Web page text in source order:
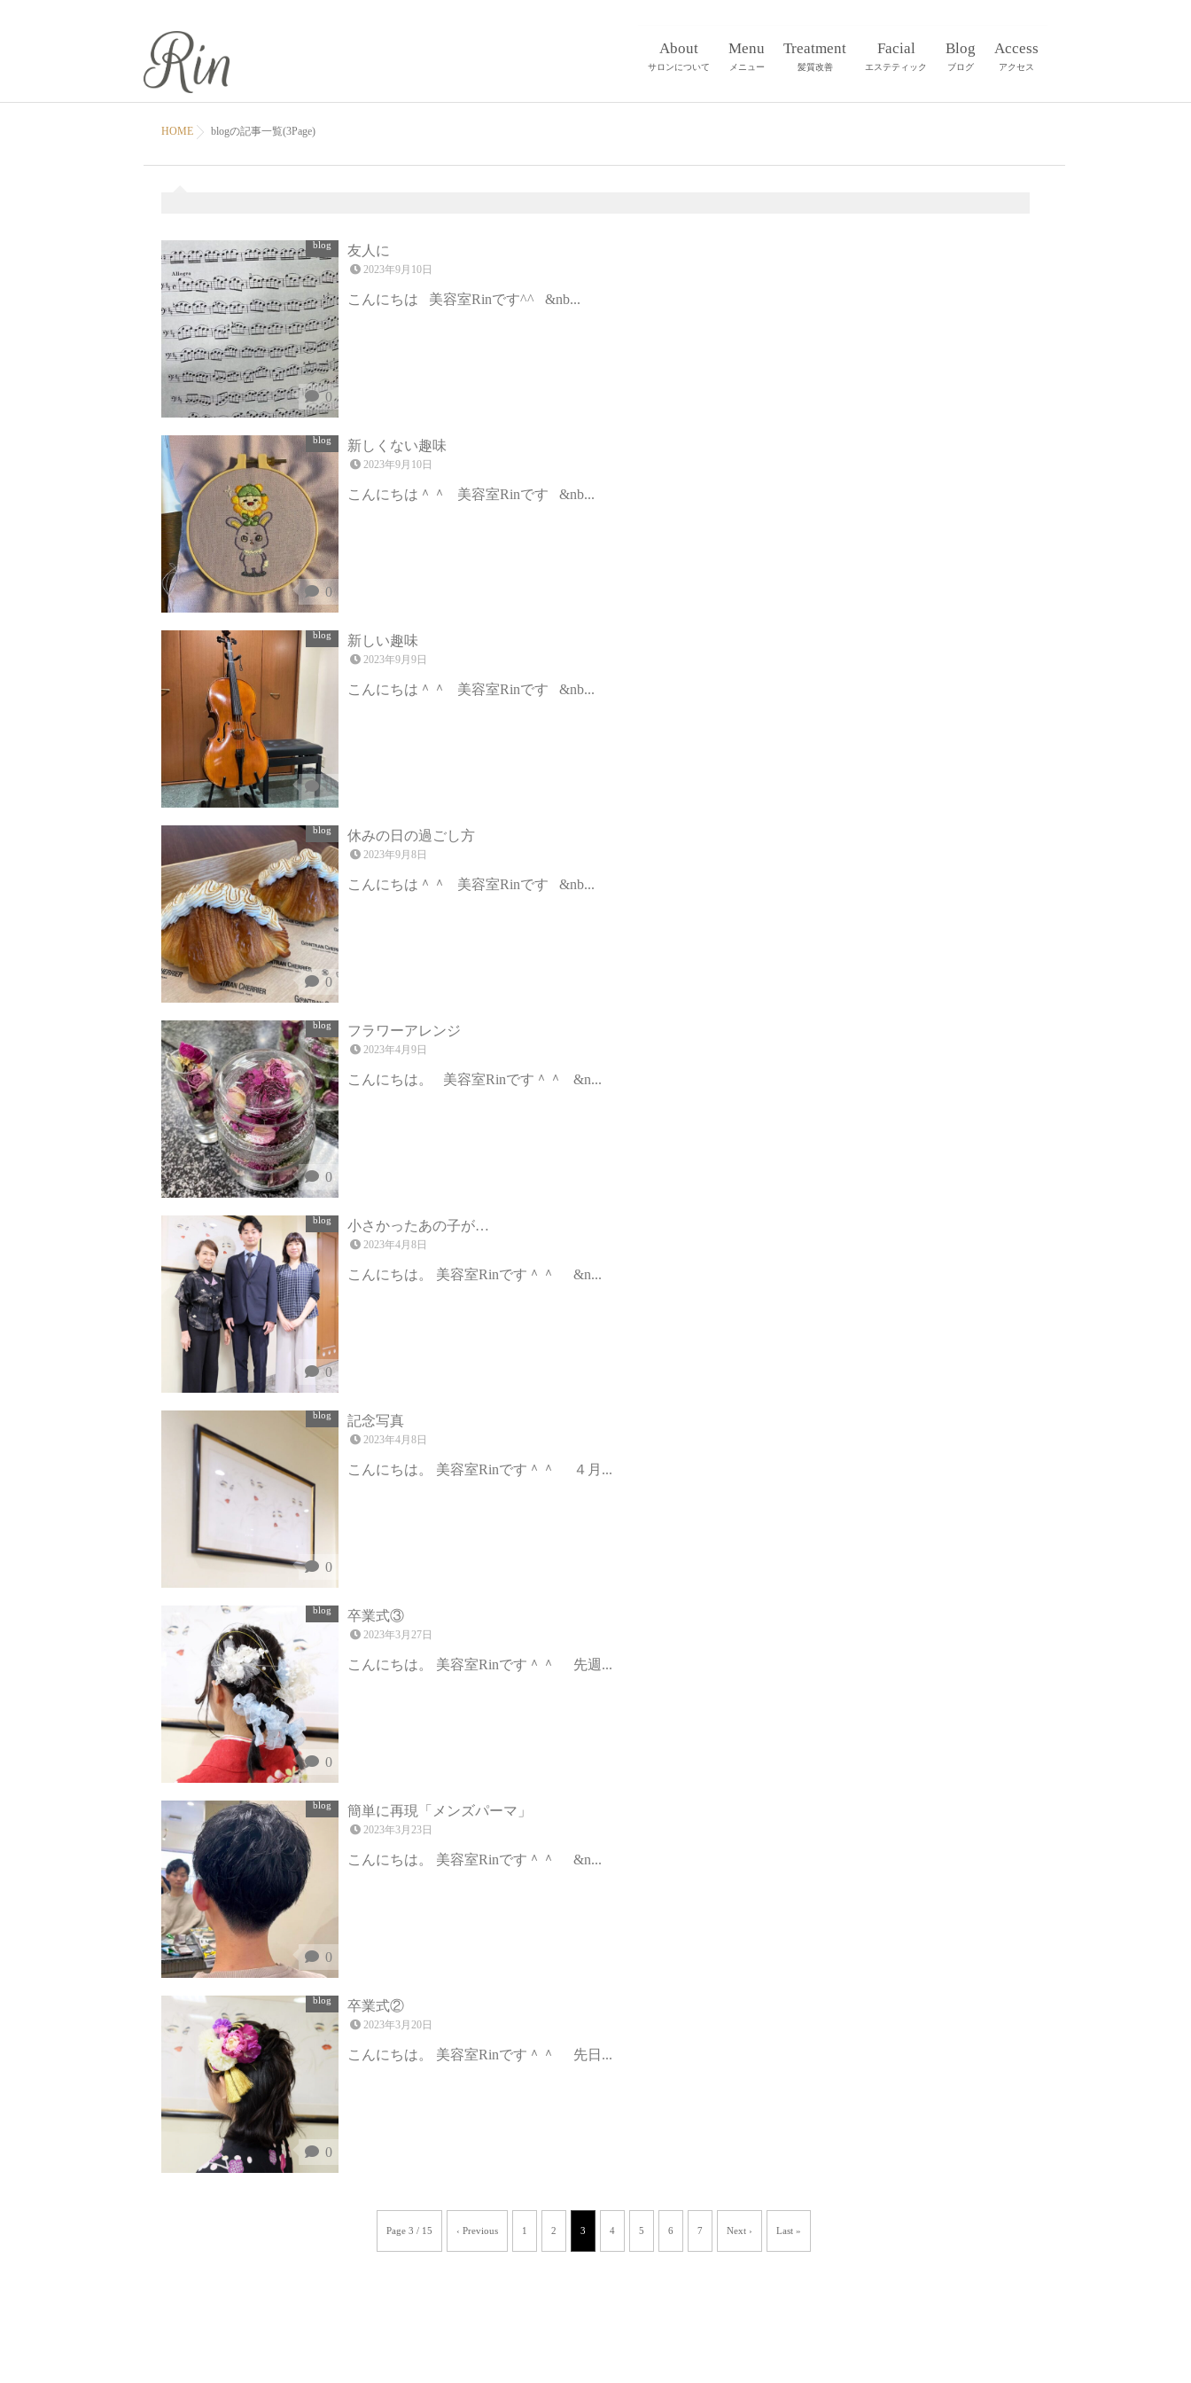
About
サロンについて
Menu
メニュー
Treatment
髪質改善
Facial
エステティック
Blog
ブログ
Access
アクセス
HOME blogの記事一覧(3Page)
blog
0
友人に
2023年9月10日
こんにちは 美容室Rinです^^ &nb...
blog
0
新しくない趣味
2023年9月10日
こんにちは＾＾ 美容室Rinです &nb...
blog
0
新しい趣味
2023年9月9日
こんにちは＾＾ 美容室Rinです &nb...
blog
0
休みの日の過ごし方
2023年9月8日
こんにちは＾＾ 美容室Rinです &nb...
blog
0
フラワーアレンジ
2023年4月9日
こんにちは。 美容室Rinです＾＾ &n...
blog
0
小さかったあの子が…
2023年4月8日
こんにちは。 美容室Rinです＾＾ &n...
blog
0
記念写真
2023年4月8日
こんにちは。 美容室Rinです＾＾ ４月...
blog
0
卒業式③
2023年3月27日
こんにちは。 美容室Rinです＾＾ 先週...
blog
0
簡単に再現「メンズパーマ」
2023年3月23日
こんにちは。 美容室Rinです＾＾ &n...
blog
0
卒業式②
2023年3月20日
こんにちは。 美容室Rinです＾＾ 先日...
Page 3 / 15 ‹ Previous 1 2 3 4 5 6 7 Next › Last »